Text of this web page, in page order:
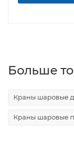
Больше
Краны шаровые
Краны шаровые